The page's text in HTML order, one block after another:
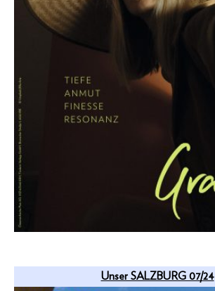
Unser SALZBURG 07/24